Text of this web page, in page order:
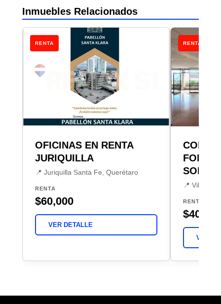
Inmuebles Relacionados
RENTA
OFICINAS EN RENTA
JURIQUILLA
📍 Juriquilla Santa Fe, Querétaro
RENTA
$60,000
VER DETALLE
RENTA
COR
SOL
📍 Villas
RENTA
$40,330
VER